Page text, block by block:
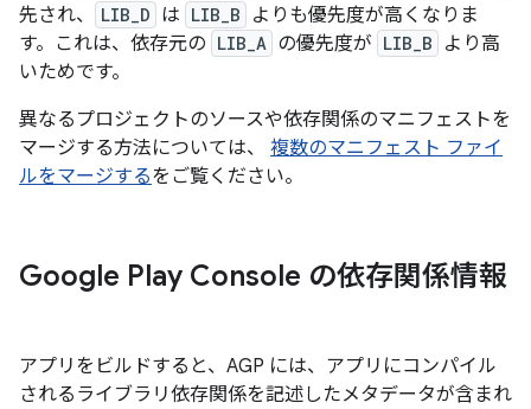
先され、
LIB_D は LIB_B
よりも優先度が高くなりま
す。これは、依存元の LIB_A の優先度が LIB_B
より高
いためです。
異なるプロジェクトのソースや依存関係のマニフェストを
マージする方法については、 複数のマニフェスト ファイ
ルをマージするをご覧ください。
Google Play Console の依存関係情報
アプリをビルドすると、AGP には、アプリにコンパイル
されるライブラリ依存関係を記述したメタデータが含まれ